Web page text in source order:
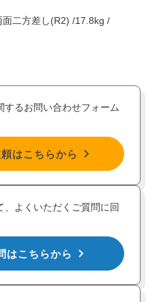
二方差し(R2) /17.8kg /
るお問い合わせフォーム
はこちらから
よくいただくご質問に回
はこちらから